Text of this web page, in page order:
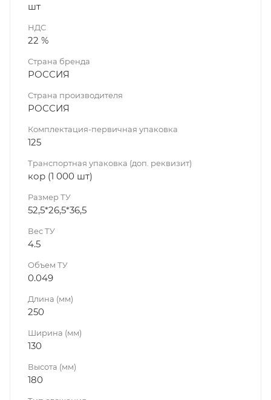
шт
НДС
22 %
Страна бренда
РОССИЯ
Страна производителя
РОССИЯ
Комплектация-первичная упаковка
125
Транспортная упаковка (доп. реквизит)
кор (1 000 шт)
Размер ТУ
52,5*26,5*36,5
Вес ТУ
4.5
Объем ТУ
0.049
Длина (мм)
250
Ширина (мм)
130
Высота (мм)
180